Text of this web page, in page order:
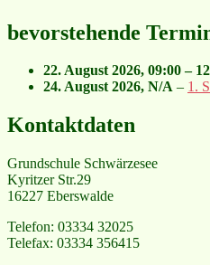
bevorstehende
22. August 2026, 09:00 –
24. August 2026, N/A – 1.
Kontaktdaten
Grundschule Schwärzesee
Kyritzer Str.29
16227 Eberswalde
Telefon: 03334 32025
Telefax: 03334 356415